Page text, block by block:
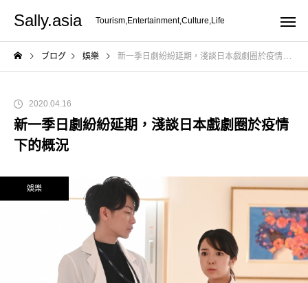
Sally.asia Tourism,Entertainment,Culture,Life
ブログ 娛樂 新一季日劇紛紛延期，淺談日本戲劇圈於疫情下的概況
2020.04.16
新一季日劇紛紛延期，淺談日本戲劇圈於疫情
下的概況
娛樂